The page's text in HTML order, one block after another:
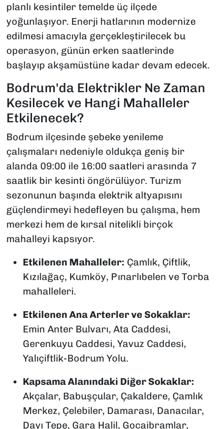
planlı kesintiler temelde üç ilçede
yoğunlaşıyor. Enerji hatlarının modernize
edilmesi amacıyla gerçekleştirilecek bu
operasyon, günün erken saatlerinde
başlayıp akşamüstüne kadar devam edecek.
Bodrum'da Elektrikler Ne Zaman
Kesilecek ve Hangi Mahalleler
Etkilenecek?
Bodrum ilçesinde şebeke yenileme
çalışmaları nedeniyle oldukça geniş bir
alanda 09:00 ile 16:00 saatleri arasında 7
saatlik bir kesinti öngörülüyor. Turizm
sezonunun başında elektrik altyapısını
güçlendirmeyi hedefleyen bu çalışma, hem
merkezi hem de kırsal nitelikli birçok
mahalleyi kapsıyor.
Etkilenen Mahalleler: Çamlık, Çiftlik,
Kızılağaç, Kumköy, Pınarlıbelen ve Torba
mahalleleri.
Etkilenen Ana Arterler ve Sokaklar:
Emin Anter Bulvarı, Ata Caddesi,
Gerenkuyu Caddesi, Yavuz Caddesi,
Yalıçiftlik-Bodrum Yolu.
Kapsama Alanındaki Diğer Sokaklar:
Akçalar, Babuşçular, Çakaldere, Çamlık
Merkez, Çelebiler, Damarası, Danacılar,
Dayı Tepe, Gara Halil, Gocaibramlar,